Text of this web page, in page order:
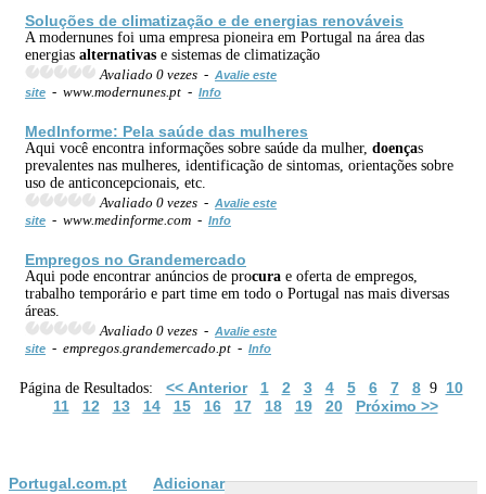
Soluções de climatização e de energias renováveis
A modernunes foi uma empresa pioneira em Portugal na área das
energias alternativas e sistemas de climatização
Avaliado 0 vezes - Avalie este
site - www.modernunes.pt - Info
MedInforme: Pela saúde das mulheres
Aqui você encontra informações sobre saúde da mulher, doenças
prevalentes nas mulheres, identificação de sintomas, orientações sobre
uso de anticoncepcionais, etc.
Avaliado 0 vezes - Avalie este
site - www.medinforme.com - Info
Empregos no Grandemercado
Aqui pode encontrar anúncios de procura e oferta de empregos,
trabalho temporário e part time em todo o Portugal nas mais diversas
áreas.
Avaliado 0 vezes - Avalie este
site - empregos.grandemercado.pt - Info
Página de Resultados: << Anterior 1 2 3 4 5 6 7 89 10
11
12 13 14 15 16 17 18 19 20 Próximo >>
Portugal.com.pt
Adicionar